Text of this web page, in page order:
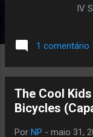
IV
1 comentário
The Cool
Bicycles
Por NP - maio 31,